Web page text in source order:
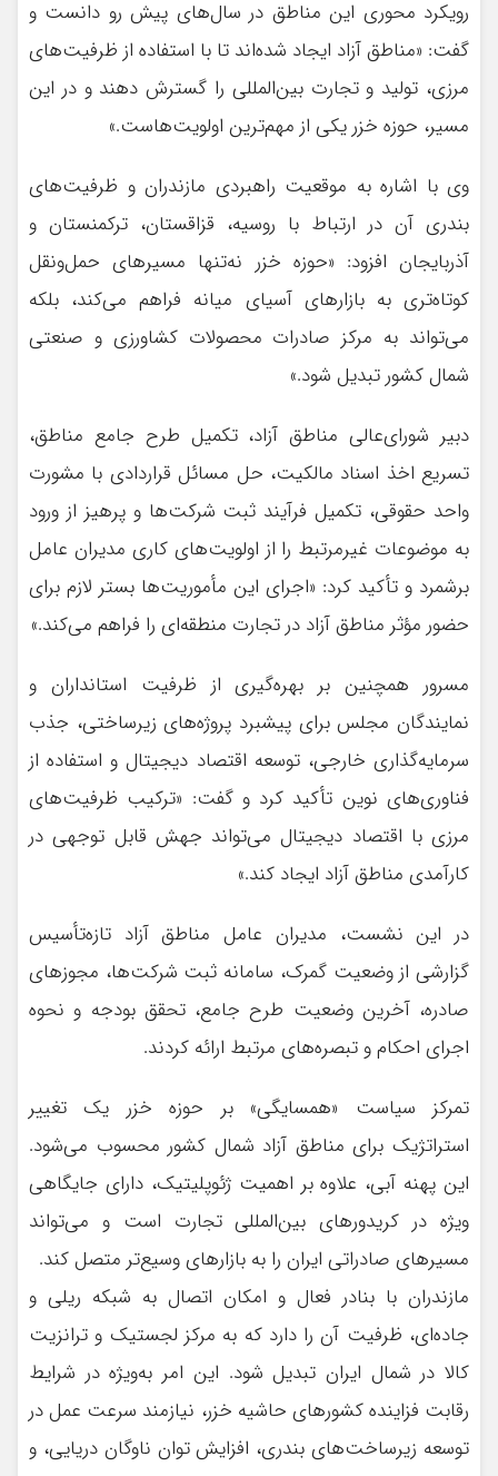
رویکرد محوری این مناطق در سال‌های پیش رو دانست و
گفت: «مناطق آزاد ایجاد شده‌اند تا با استفاده از ظرفیت‌های
مرزی، تولید و تجارت بین‌المللی را گسترش دهند و در این
مسیر، حوزه خزر یکی از مهم‌ترین اولویت‌هاست.»
وی با اشاره به موقعیت راهبردی مازندران و ظرفیت‌های
بندری آن در ارتباط با روسیه، قزاقستان، ترکمنستان و
آذربایجان افزود: «حوزه خزر نه‌تنها مسیرهای حمل‌ونقل
کوتاه‌تری به بازارهای آسیای میانه فراهم می‌کند، بلکه
می‌تواند به مرکز صادرات محصولات کشاورزی و صنعتی
شمال کشور تبدیل شود.»
دبیر شورای‌عالی مناطق آزاد، تکمیل طرح جامع مناطق،
تسریع اخذ اسناد مالکیت، حل مسائل قراردادی با مشورت
واحد حقوقی، تکمیل فرآیند ثبت شرکت‌ها و پرهیز از ورود
به موضوعات غیرمرتبط را از اولویت‌های کاری مدیران عامل
برشمرد و تأکید کرد: «اجرای این مأموریت‌ها بستر لازم برای
حضور مؤثر مناطق آزاد در تجارت منطقه‌ای را فراهم می‌کند.»
مسرور همچنین بر بهره‌گیری از ظرفیت استانداران و
نمایندگان مجلس برای پیشبرد پروژه‌های زیرساختی، جذب
سرمایه‌گذاری خارجی، توسعه اقتصاد دیجیتال و استفاده از
فناوری‌های نوین تأکید کرد و گفت: «ترکیب ظرفیت‌های
مرزی با اقتصاد دیجیتال می‌تواند جهش قابل توجهی در
کارآمدی مناطق آزاد ایجاد کند.»
در این نشست، مدیران عامل مناطق آزاد تازه‌تأسیس
گزارشی از وضعیت گمرک، سامانه ثبت شرکت‌ها، مجوزهای
صادره، آخرین وضعیت طرح جامع، تحقق بودجه و نحوه
اجرای احکام و تبصره‌های مرتبط ارائه کردند.
تمرکز سیاست «همسایگی» بر حوزه خزر یک تغییر
استراتژیک برای مناطق آزاد شمال کشور محسوب می‌شود.
این پهنه آبی، علاوه بر اهمیت ژئوپلیتیک، دارای جایگاهی
ویژه در کریدورهای بین‌المللی تجارت است و می‌تواند
مسیرهای صادراتی ایران را به بازارهای وسیع‌تر متصل کند.
مازندران با بنادر فعال و امکان اتصال به شبکه ریلی و
جاده‌ای، ظرفیت آن را دارد که به مرکز لجستیک و ترانزیت
کالا در شمال ایران تبدیل شود. این امر به‌ویژه در شرایط
رقابت فزاینده کشورهای حاشیه خزر، نیازمند سرعت عمل در
توسعه زیرساخت‌های بندری، افزایش توان ناوگان دریایی، و